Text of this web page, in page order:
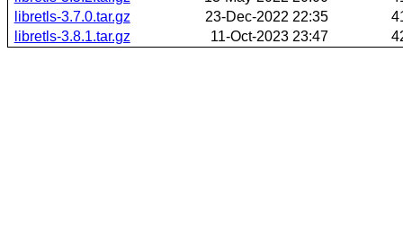
libretls-3.7.0.tar.gz
23-Dec-2022 22:35
libretls-3.8.1.tar.gz
11-Oct-2023 23:47